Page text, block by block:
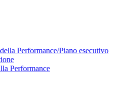
Performance/Piano esecutivo
Performance